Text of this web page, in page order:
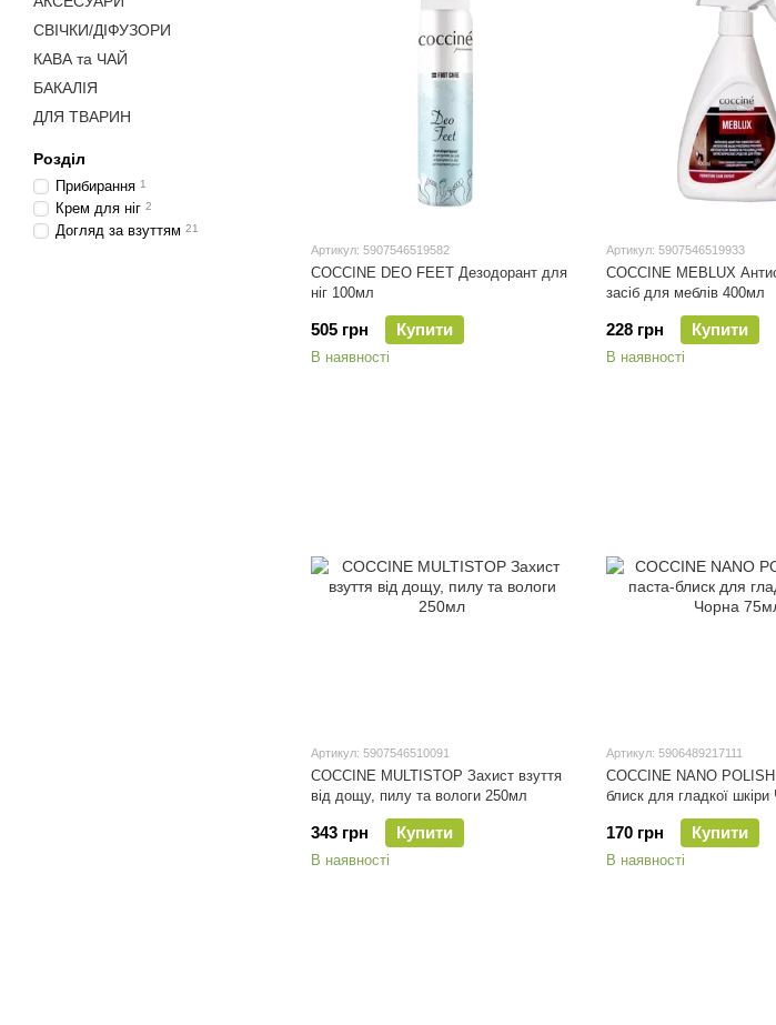
Артикул: 5907546519582
COCCINE DEO FEET Дезодорант для
ніг 100мл
505 грн Купити
В наявності
Артикул: 5907546519933
COCCINE MEBLUX
засіб для меблів 400мл
228 грн Купити
В наявності
Артикул: 5907546510091
COCCINE MULTISTOP Захист взуття
від дощу, пилу та вологи 250мл
343 грн Купити
В наявності
Артикул: 5906489217111
COCCINE NANO
блиск для гладкої
170 грн Купити
В наявності
СВІЧКИ/ДІФУЗОРИ
КАВА та ЧАЙ
БАКАЛІЯ
ДЛЯ ТВАРИН
Розділ
Прибирання 1
Крем для ніг 2
Догляд за взуттям 21